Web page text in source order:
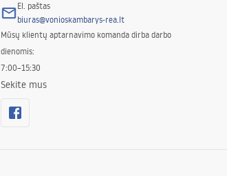
El. paštas
biuras@vonioskambarys-rea.lt
Mūsų klientų aptarnavimo komanda dirba darbo
dienomis:
7:00–15:30
Sekite mus